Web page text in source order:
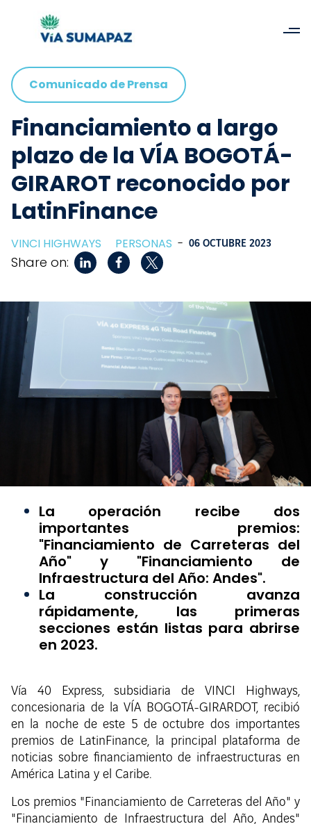
Comunicado de Prensa
Financiamiento a largo
plazo de la VÍA BOGOTÁ-
GIRAROT reconocido por
LatinFinance
VINCI HIGHWAYS PERSONAS - 06 OCTUBRE 2023
Share on:
La operación recibe dos
importantes premios:
"Financiamiento de Carreteras del
Año" y "Financiamiento de
Infraestructura del Año: Andes".
La construcción avanza
rápidamente, las primeras
secciones están listas para abrirse
en 2023.
Vía 40 Express, subsidiaria de VINCI Highways,
concesionaria de la VÍA BOGOTÁ-GIRARDOT, recibió
en la noche de este 5 de octubre dos importantes
premios de LatinFinance, la principal plataforma de
noticias sobre financiamiento de infraestructuras en
América Latina y el Caribe.
Los premios "Financiamiento de Carreteras del Año" y
"Financiamiento de Infraestructura del Año, Andes"